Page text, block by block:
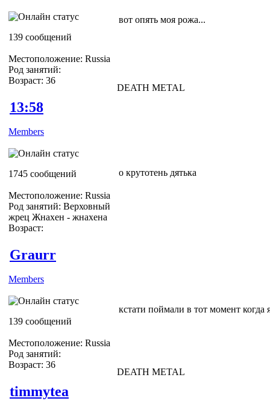
139 сообщений
Местоположение: Russia
Род занятий:
Возраст: 36
вот опять моя рожа...
DEATH METAL
13:58
Members
1745 сообщений
Местоположение: Russia
Род занятий: Верховный
жрец Жнахен - жнахена
Возраст:
о крутотень дятька
Graurr
Members
139 сообщений
Местоположение: Russia
Род занятий:
Возраст: 36
кстати поймали в тот момент когда
DEATH METAL
timmytea